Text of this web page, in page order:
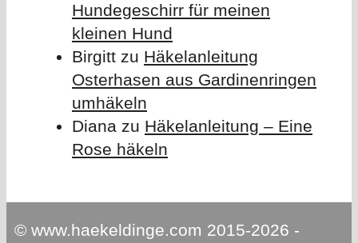
Hundegeschirr für meinen
kleinen Hund
Birgitt zu Häkelanleitung
Osterhasen aus Gardinenringen
umhäkeln
Diana zu Häkelanleitung – Eine
Rose häkeln
© www.haekeldinge.com 2015-2026 -